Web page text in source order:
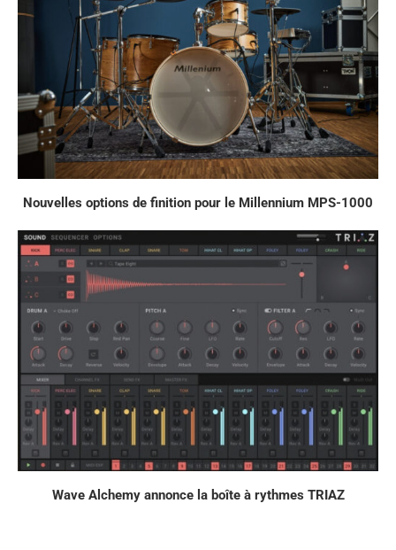
Nouvelles options de finition pour le Millennium MPS-1000
Wave Alchemy annonce la boîte à rythmes TRIAZ